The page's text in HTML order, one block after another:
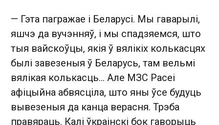
— Гэта пагражае і Беларусі. Мы гаварылі,
яшчэ да вучэнняў, і мы спадзяемся, што
тыя вайскоўцы, якія ў вялікіх колькасцях
былі завезеныя ў Беларусь, там вельмі
вялікая колькасць... Але МЗС Расеі
афіцыйна абвясціла, што яны ўсе будуць
вывезеныя да канца верасня. Трэба
правяраць. Калі ўкраінскі бок гаворыць